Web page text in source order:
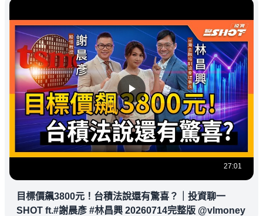
27:01
目標價飆3800元！台積法說還有驚喜？｜投資聊一
SHOT ft.#謝晨彥 #林昌興 20260714完整版 @vlmoney